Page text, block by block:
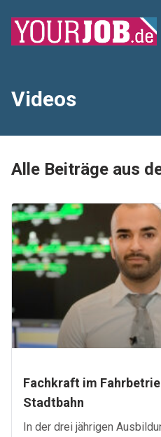
Videos
Alle Beiträge aus
Fachkraft im
Stadtbahn
In der drei jährigen